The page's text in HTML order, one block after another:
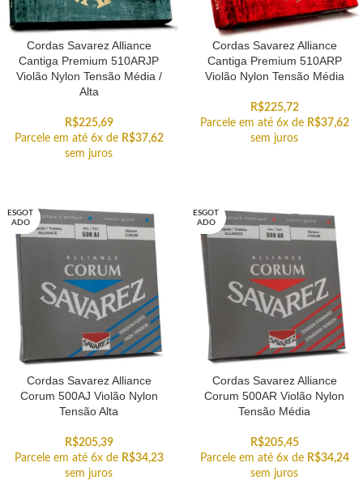
Cordas Savarez Alliance
Cantiga Premium 510ARJP
Violão Nylon Tensão Média /
Alta
R$225,69
Parcele em até 6x de R$37,62
sem juros
Cordas Savarez Alliance
Cantiga Premium 510ARP
Violão Nylon Tensão Média
R$225,72
Parcele em até 6x de R$37,62
sem juros
ESGOT
ADO
Cordas Savarez Alliance
Corum 500AJ Violão Nylon
Tensão Alta
R$205,39
Parcele em até 6x de R$34,23
sem juros
ESGOT
ADO
Cordas Savarez Alliance
Corum 500AR Violão Nylon
Tensão Média
R$205,45
Parcele em até 6x de R$34,24
sem juros